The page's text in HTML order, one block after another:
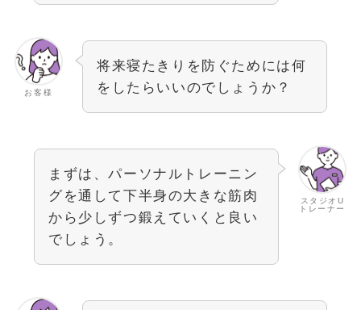
お客様
将来寝たきりを防ぐためには何
をしたらいいのでしょうか？
スタジオU
トレーナー
まずは、パーソナルトレーニン
グを通して下半身の大きな筋肉
から少しずつ鍛えていくと良い
でしょう。